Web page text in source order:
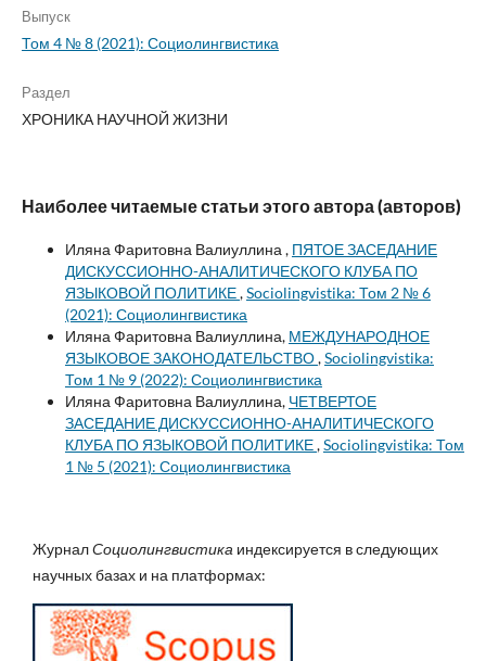
Выпуск
Том 4 № 8 (2021): Социолингвистика
Раздел
ХРОНИКА НАУЧНОЙ ЖИЗНИ
Наиболее читаемые статьи этого автора (авторов)
Иляна Фаритовна Валиуллина , ПЯТОЕ ЗАСЕДАНИЕ
ДИСКУССИОННО-АНАЛИТИЧЕСКОГО КЛУБА ПО
ЯЗЫКОВОЙ ПОЛИТИКЕ,Sociolingvistika: Том 2 № 6
(2021): Социолингвистика
Иляна Фаритовна Валиуллина, МЕЖДУНАРОДНОЕ
ЯЗЫКОВОЕ ЗАКОНОДАТЕЛЬСТВО,Sociolingvistika:
Том 1 № 9 (2022): Социолингвистика
Иляна Фаритовна Валиуллина, ЧЕТВЕРТОЕ
ЗАСЕДАНИЕ ДИСКУССИОННО-АНАЛИТИЧЕСКОГО
КЛУБА ПО ЯЗЫКОВОЙ ПОЛИТИКЕ,Sociolingvistika: Том
1 № 5 (2021): Социолингвистика
ЖурналСоциолингвистика индексируется в следующих
научных базах и на платформах: